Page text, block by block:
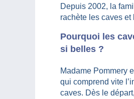
Depuis 2002, la
rachète les caves
Pourquoi les
si belles ?
Madame Pommery
qui comprend vite
caves. Dès le